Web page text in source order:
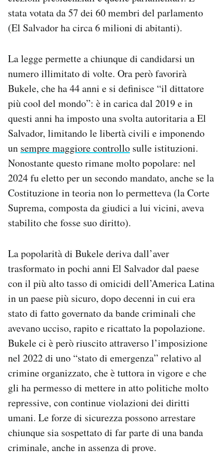
stata votata da 57 dei 60 membri del parlamento
(El Salvador ha circa 6 milioni di abitanti).
La legge permette a chiunque di candidarsi un
numero illimitato di volte. Ora però favorirà
Bukele, che ha 44 anni e si definisce “il dittatore
più cool del mondo”: è in carica dal 2019 e in
questi anni ha imposto una svolta autoritaria a El
Salvador, limitando le libertà civili e imponendo
un sempre maggiore controllo sulle istituzioni.
Nonostante questo rimane molto popolare: nel
2024 fu eletto per un secondo mandato, anche se la
Costituzione in teoria non lo permetteva (la Corte
Suprema, composta da giudici a lui vicini, aveva
stabilito che fosse suo diritto).
La popolarità di Bukele deriva dall’aver
trasformato in pochi anni El Salvador dal paese
con il più alto tasso di omicidi dell’America Latina
in un paese più sicuro, dopo decenni in cui era
stato di fatto governato da bande criminali che
avevano ucciso, rapito e ricattato la popolazione.
Bukele ci è però riuscito attraverso l’imposizione
nel 2022 di uno “stato di emergenza” relativo al
crimine organizzato, che è tuttora in vigore e che
gli ha permesso di mettere in atto politiche molto
repressive, con continue violazioni dei diritti
umani. Le forze di sicurezza possono arrestare
chiunque sia sospettato di far parte di una banda
criminale, anche in assenza di prove.